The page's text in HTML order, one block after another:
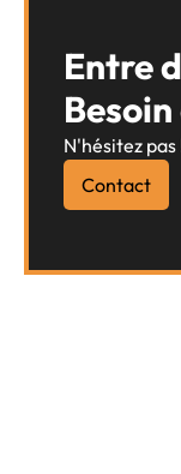
Entre
N'hésitez pas
Contact